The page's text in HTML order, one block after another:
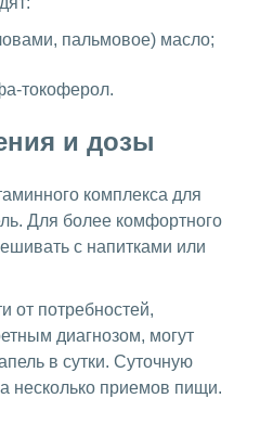
пальмовое) масло;
токоферол.
и дозы
комплекса для
Для более комфортного
с напитками или
от потребностей,
диагнозом, могут
в сутки. Суточную
несколько приемов пищи.